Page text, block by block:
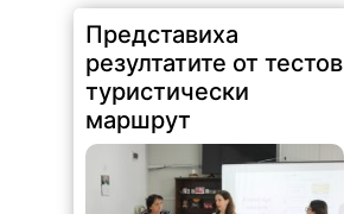
Представиха
резултатите от тестов
туристически
маршрут